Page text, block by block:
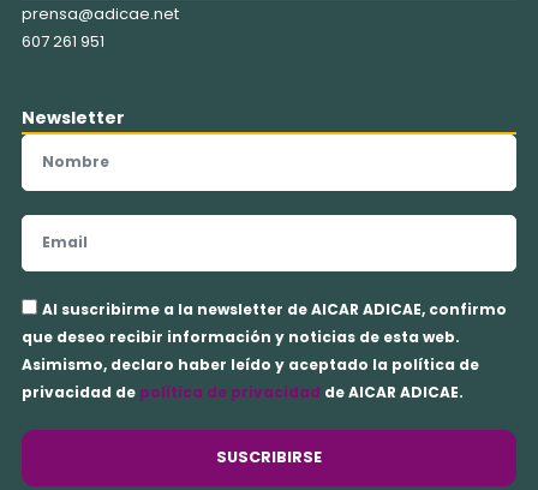
prensa@adicae.net
607 261 951
Newsletter
Nombre
Email
Aceptación
privacidad
Al suscribirme a la newsletter de AICAR ADICAE, confirmo
que deseo recibir información y noticias de esta web.
Asimismo, declaro haber leído y aceptado la política de
privacidad de política de privacidad de AICAR ADICAE.
SUSCRIBIRSE